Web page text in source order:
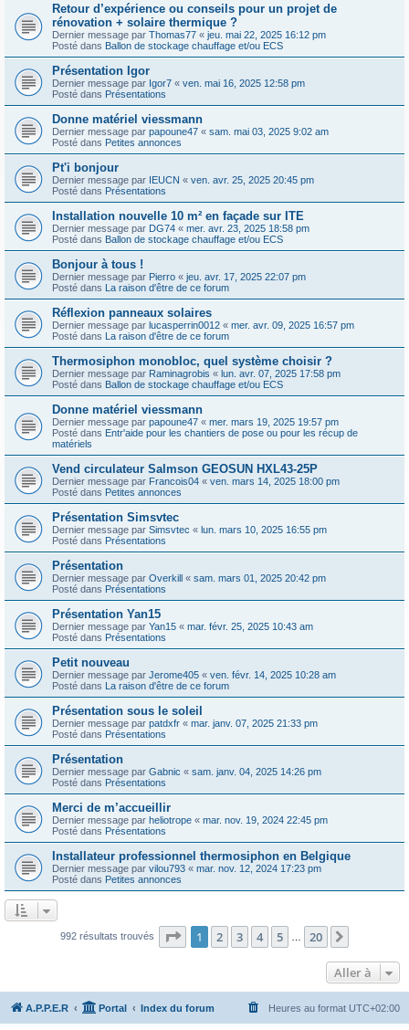
Retour d’expérience ou conseils pour un projet de
rénovation + solaire thermique ?
Dernier message par Thomas77 « jeu. mai 22, 2025 16:12 pm
Posté dans Ballon de stockage chauffage et/ou ECS
Présentation Igor
Dernier message par Igor7 « ven. mai 16, 2025 12:58 pm
Posté dans Présentations
Donne matériel viessmann
Dernier message par papoune47 « sam. mai 03, 2025 9:02 am
Posté dans Petites annonces
Pt'i bonjour
Dernier message par IEUCN « ven. avr. 25, 2025 20:45 pm
Posté dans Présentations
Installation nouvelle 10 m² en façade sur ITE
Dernier message par DG74 « mer. avr. 23, 2025 18:58 pm
Posté dans Ballon de stockage chauffage et/ou ECS
Bonjour à tous !
Dernier message par Pierro « jeu. avr. 17, 2025 22:07 pm
Posté dans La raison d'être de ce forum
Réflexion panneaux solaires
Dernier message par lucasperrin0012 « mer. avr. 09, 2025 16:57 pm
Posté dans La raison d'être de ce forum
Thermosiphon monobloc, quel système choisir ?
Dernier message par Raminagrobis « lun. avr. 07, 2025 17:58 pm
Posté dans Ballon de stockage chauffage et/ou ECS
Donne matériel viessmann
Dernier message par papoune47 « mer. mars 19, 2025 19:57 pm
Posté dans Entr'aide pour les chantiers de pose ou pour les récup de
matériels
Vend circulateur Salmson GEOSUN HXL43-25P
Dernier message par Francois04 « ven. mars 14, 2025 18:00 pm
Posté dans Petites annonces
Présentation Simsvtec
Dernier message par Simsvtec « lun. mars 10, 2025 16:55 pm
Posté dans Présentations
Présentation
Dernier message par Overkill « sam. mars 01, 2025 20:42 pm
Posté dans Présentations
Présentation Yan15
Dernier message par Yan15 « mar. févr. 25, 2025 10:43 am
Posté dans Présentations
Petit nouveau
Dernier message par Jerome405 « ven. févr. 14, 2025 10:28 am
Posté dans La raison d'être de ce forum
Présentation sous le soleil
Dernier message par patdxfr « mar. janv. 07, 2025 21:33 pm
Posté dans Présentations
Présentation
Dernier message par Gabnic « sam. janv. 04, 2025 14:26 pm
Posté dans Présentations
Merci de m’accueillir
Dernier message par heliotrope « mar. nov. 19, 2024 22:45 pm
Posté dans Présentations
Installateur professionnel thermosiphon en Belgique
Dernier message par vilou793 « mar. nov. 12, 2024 17:23 pm
Posté dans Petites annonces
992 résultats trouvés Page 1sur20
1 2 3 4 5 20
Aller à
A.P.P.E.R Portal Index du forum Heures au format UTC+02:00